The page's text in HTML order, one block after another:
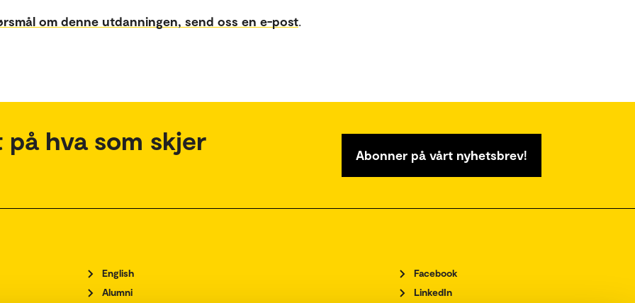
om denne utdanningen, send oss en e-post.
hva som skjer Abonner på vårt nyhetsbrev!
English
Alumni
Facebook
LinkedIn